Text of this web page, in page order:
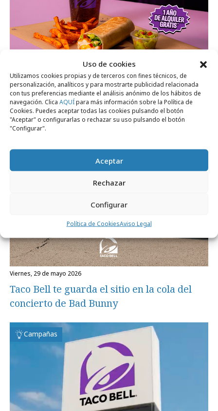
Uso de cookies
Utilizamos cookies propias y de terceros con fines técnicos, de
personalización, analíticos y para mostrarte publicidad relacionada
con tus preferencias mediante el análisis anónimo de los hábitos de
navegación. Clica AQUÍpara más información sobre la Política de
Cookies. Puedes aceptar todas las cookies pulsando el botón
"Aceptar" o configurarlas o rechazar su uso pulsando el botón
"Configurar".
Aceptar
Rechazar
Configurar
Política de CookiesAviso Legal
viernes, 24 de julio 2026
Taco Bell lanza “el primer aguacate que
ayuda a pagar una casa”
Campañas
viernes, 29 de mayo 2026
Taco Bell te guarda el sitio en la cola del
concierto de Bad Bunny
Campañas